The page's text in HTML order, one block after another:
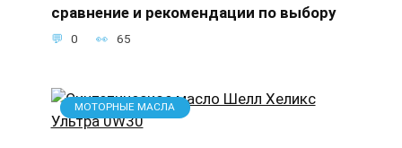
сравнение и рекомендации по выбору
0 65
МОТОРНЫЕ МАСЛА